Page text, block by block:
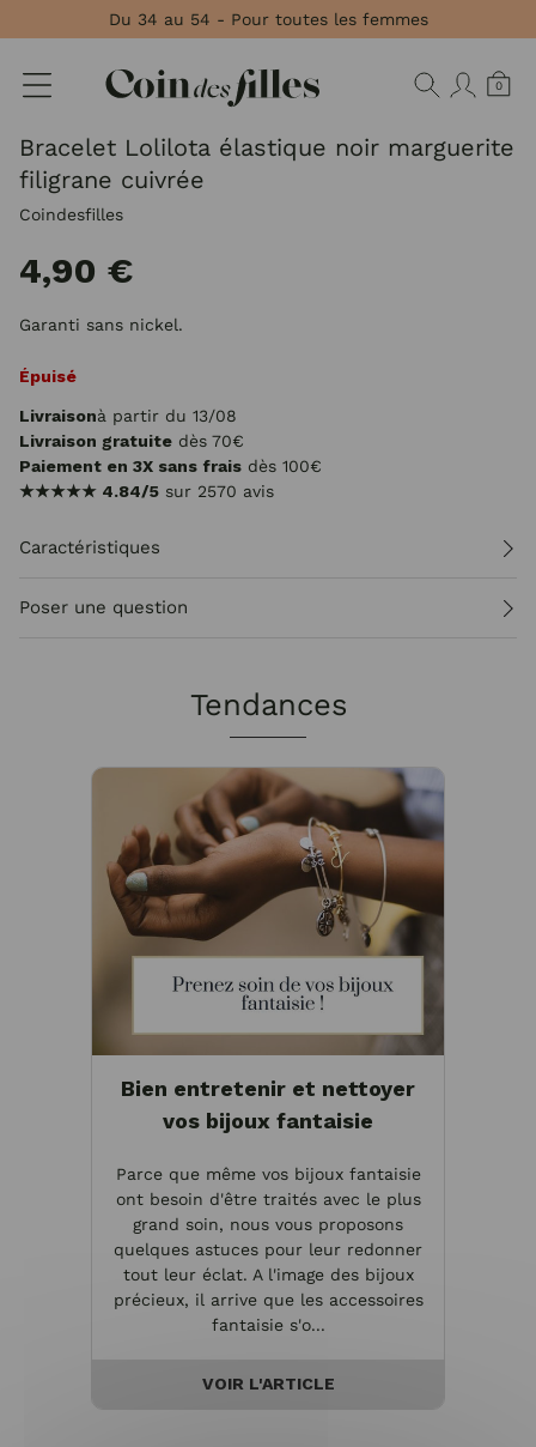
Du 34 au 54 - Pour toutes les femmes
0
Bracelet Lolilota élastique noir marguerite
filigrane cuivrée
Coindesfilles
4,90 €
Garanti sans nickel.
Épuisé
Livraisonà partir du 13/08
Livraison gratuite dès 70€
Paiement en 3X sans frais dès 100€
★★★★★ 4.84/5 sur 2570 avis
Caractéristiques
Poser une question
Tendances
Bien entretenir et nettoyer
vos bijoux fantaisie
Parce que même vos bijoux fantaisie
ont besoin d'être traités avec le plus
grand soin, nous vous proposons
quelques astuces pour leur redonner
tout leur éclat. A l'image des bijoux
précieux, il arrive que les accessoires
fantaisie s'o...
VOIR L'ARTICLE
Panneau de gestion des cookies